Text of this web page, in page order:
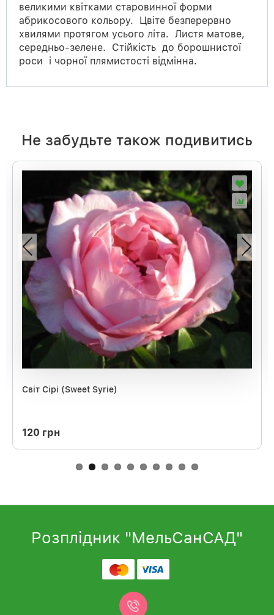
великими квітками старовинної форми
абрикосового кольору. Цвіте безперервно
хвилями протягом усього літа. Листя матове,
середньо-зелене. Стійкість до борошнистої
роси і чорної плямистості відмінна.
Не забудьте також подивитись
Світ Сірі (Sweet Syrie)
120 грн
Розплідник "МельСанСАД"